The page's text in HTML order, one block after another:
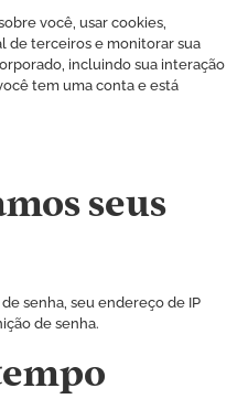
você, usar cookies,
de terceiros e monitorar sua
incluindo sua interação
tem uma conta e está
seus
senha, seu endereço de IP
de senha.